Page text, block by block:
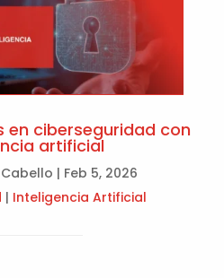
en ciberseguridad con
artificial
| Feb 5, 2026
| Inteligencia Artificial